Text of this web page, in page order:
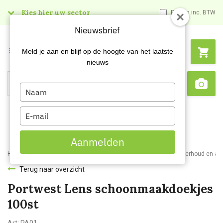
Kies hier uw sector Prijzen inc. BTW
Search
Menu
Home Webshop Veiligheidsartikelen Oogbescherming Onderhoud en
Terug naar overzicht
Portwest Lens schoonmaakdoekjes
100st
Nieuwsbrief
Meld je aan en blijf op de hoogte van het laatste
nieuws
Type
your
name
Type
your
email
Aanmelden